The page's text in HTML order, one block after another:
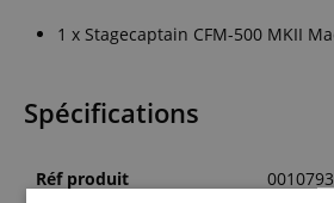
1 x Stagecaptain CFM-500 MKII
Spécifications
Réf produit